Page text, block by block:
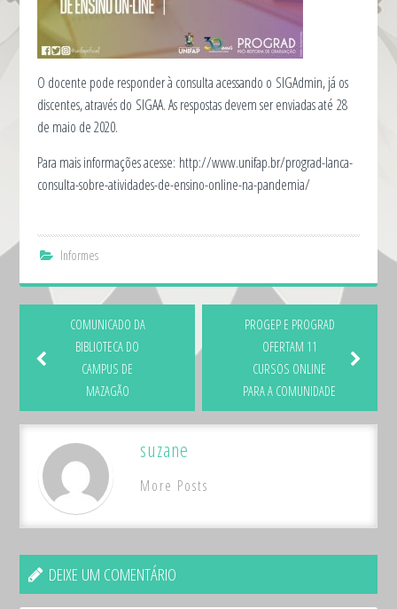
O docente pode responder à consulta acessando o SIGAdmin, já os
discentes, através do SIGAA. As respostas devem ser enviadas até 28
de maio de 2020.
Para mais informações acesse: http://www.unifap.br/prograd-lanca-
consulta-sobre-atividades-de-ensino-online-na-pandemia/
Informes
COMUNICADO DA
BIBLIOTECA DO
CAMPUS DE
MAZAGÃO
PROGEP E PROGRAD
OFERTAM 11
CURSOS ONLINE
PARA A COMUNIDADE
suzane
More Posts
DEIXE UM COMENTÁRIO